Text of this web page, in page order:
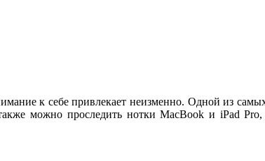
к себе привлекает неизменно. Одной из
можно проследить нотки MacBook и iPad